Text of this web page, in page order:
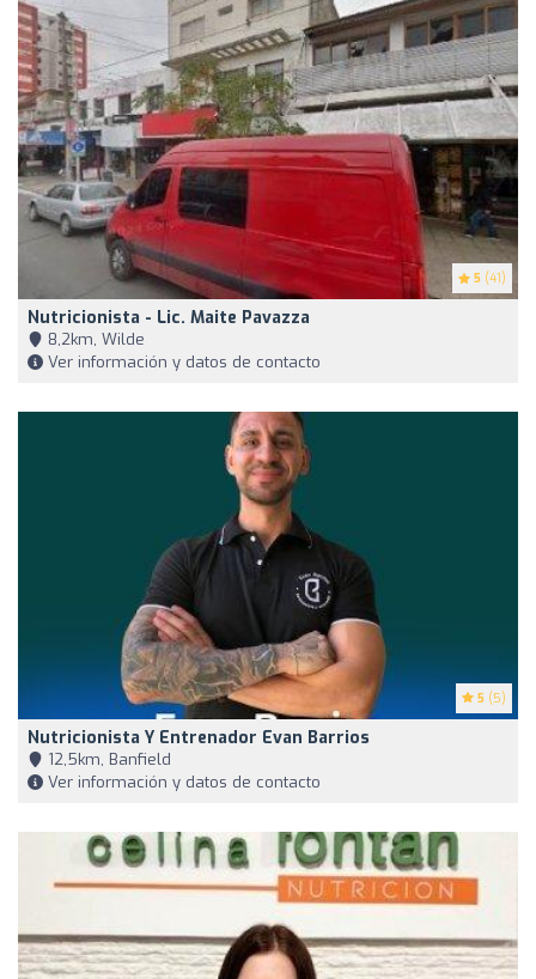
5 (41)
Nutricionista - Lic. Maite Pavazza
8,2km, Wilde
Ver información y datos de contacto
5 (5)
Nutricionista Y Entrenador Evan Barrios
12,5km, Banfield
Ver información y datos de contacto